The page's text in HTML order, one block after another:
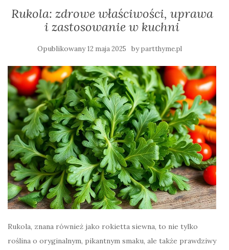
Rukola: zdrowe właściwości, uprawa
i zastosowanie w kuchni
Opublikowany12 maja 2025 bypartthyme.pl
Rukola, znana również jako rokietta siewna, to nie tylko
roślina o oryginalnym, pikantnym smaku, ale także prawdziwy